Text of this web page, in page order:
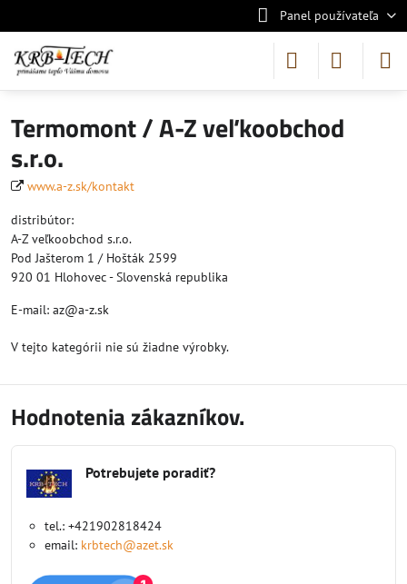
Panel používateľa
Termomont / A-Z veľkoobchod
s.r.o.
www.a-z.sk/kontakt
distribútor:
A-Z veľkoobchod s.r.o.
Pod Jašterom 1 / Hošták 2599
920 01 Hlohovec - Slovenská republika
E-mail: az@a-z.sk
V tejto kategórii nie sú žiadne výrobky.
Hodnotenia zákazníkov.
Potrebujete poradiť?
tel.: +421902818424
email: krbtech@azet.sk